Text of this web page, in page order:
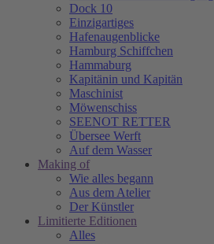
Dock 10
Einzigartiges
Hafenaugen­blicke
Hamburg Schiffchen
Hammaburg
Kapitänin und Kapitän
Maschinist
Möwenschiss
SEENOT RETTER
Übersee Werft
Auf dem Wasser
Making of
Wie alles begann
Aus dem Atelier
Der Künstler
Limitierte Editionen
Alles